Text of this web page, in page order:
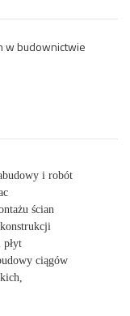
w budownictwie
i robót
ścian
płyt
ciągów